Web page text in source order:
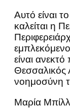
Αυτό είναι
καλείται η
είναι
Θεσσαλικός
νοημοσύνη
Μαρία